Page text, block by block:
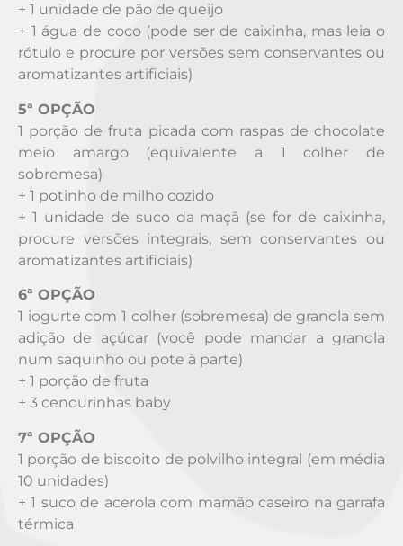
+ 1 unidade de pão de queijo
+ 1 água de coco (pode ser de caixinha, mas leia o
rótulo e procure por versões sem conservantes ou
aromatizantes artificiais)
5ª OPÇÃO
1 porção de fruta picada com raspas de chocolate
meio amargo (equivalente a 1 colher de
sobremesa)
+ 1 potinho de milho cozido
+ 1 unidade de suco da maçã (se for de caixinha,
procure versões integrais, sem conservantes ou
aromatizantes artificiais)
6ª OPÇÃO
1 iogurte com 1 colher (sobremesa) de granola sem
adição de açúcar (você pode mandar a granola
num saquinho ou pote à parte)
+ 1 porção de fruta
+ 3 cenourinhas baby
7ª OPÇÃO
1 porção de biscoito de polvilho integral (em média
10 unidades)
+ 1 suco de acerola com mamão caseiro na garrafa
térmica